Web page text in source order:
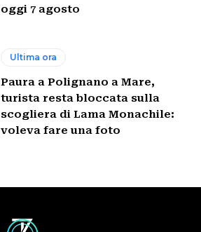
oggi 7 agosto
Ultima ora
Paura a Polignano a Mare,
turista resta bloccata sulla
scogliera di Lama Monachile:
voleva fare una foto